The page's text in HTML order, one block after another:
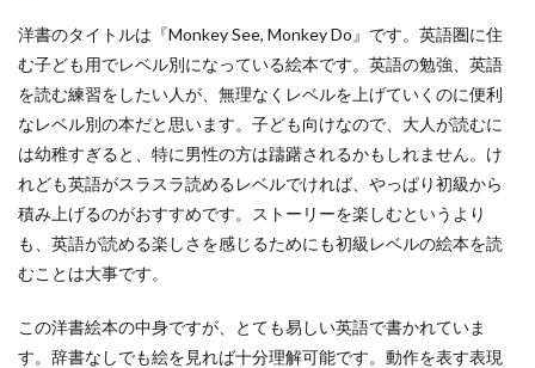
洋書のタイトルは『Monkey See, Monkey Do』です。英語圏に住
む子ども用でレベル別になっている絵本です。英語の勉強、英語
を読む練習をしたい人が、無理なくレベルを上げていくのに便利
なレベル別の本だと思います。子ども向けなので、大人が読むに
は幼稚すぎると、特に男性の方は躊躇されるかもしれません。け
れども英語がスラスラ読めるレベルでければ、やっぱり初級から
積み上げるのがおすすめです。ストーリーを楽しむというより
も、英語が読める楽しさを感じるためにも初級レベルの絵本を読
むことは大事です。
この洋書絵本の中身ですが、とても易しい英語で書かれていま
す。辞書なしでも絵を見れば十分理解可能です。動作を表す表現